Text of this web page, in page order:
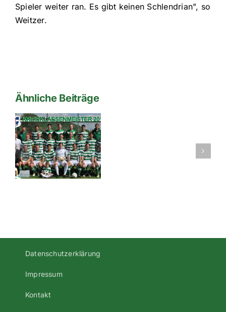
Spieler weiter ran. Es gibt keinen Schlendrian", so
Weitzer.
Ähnliche Beiträge
Tabellen
Datenschutzerklärung
Impressum
Kontakt